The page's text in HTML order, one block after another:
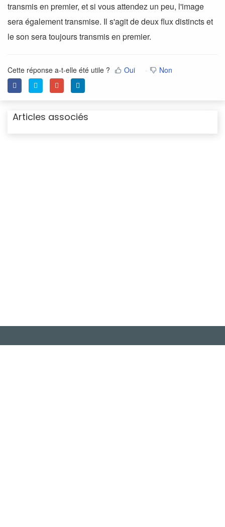
transmis en premier, et si vous attendez un peu, l'image
sera également transmise. Il s'agit de deux flux distincts et
le son sera toujours transmis en premier.
Cette réponse a-t-elle été utile ? Oui Non
Articles associés